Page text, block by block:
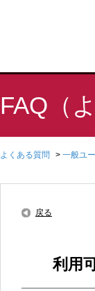
FAQ（
よくある質問 > 一般ユ
戻る
利用